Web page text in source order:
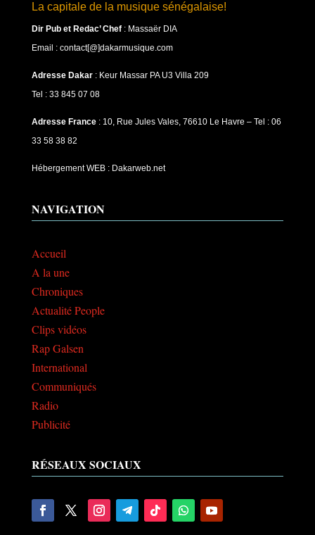
La capitale de la musique sénégalaise!
Dir Pub et Redac’ Chef: Massaër DIA
Email : contact[@]dakarmusique.com
Adresse Dakar: Keur Massar PA U3 Villa 209
Tel : 33 845 07 08
Adresse France: 10, Rue Jules Vales, 76610 Le Havre – Tel : 06
33 58 38 82
Hébergement WEB : Dakarweb.net
NAVIGATION
Accueil
A la une
Chroniques
Actualité People
Clips vidéos
Rap Galsen
International
Communiqués
Radio
Publicité
RÉSEAUX SOCIAUX